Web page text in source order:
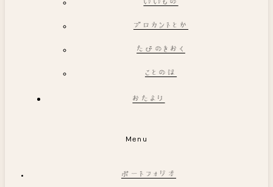
いいもの
ブロカントとか
たびのきおく
ことのは
おたより
Menu
ポートフォリオ